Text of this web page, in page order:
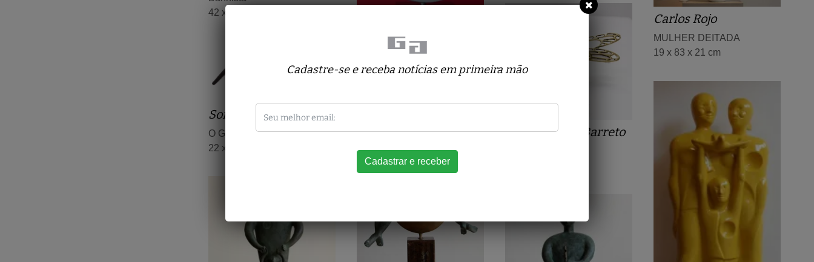
42 x 20 x 30 cm
ABSTRATO NR 30
Carlos Rojo
MULHER DEITADA
19 x 83 x 21 cm
Sônia Menna Barreto
Sonia Ebling
O GATO
22 x 65 x 15 cm
Cadastre-se e receba notícias em primeira mão